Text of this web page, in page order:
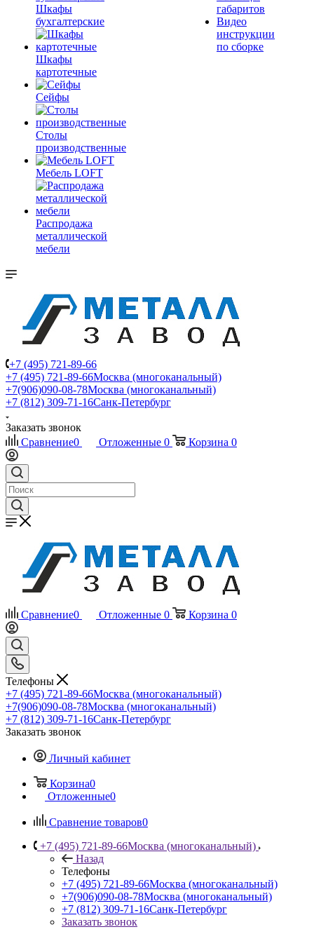
Шкафы
бухгалтерские
Шкафы
картотечные
Сейфы
Столы
производственные
Мебель LOFT
Распродажа
металлической
мебели
габаритов
Видео
инструкции
по сборке
+7 (495) 721-89-66
+7 (495) 721-89-66Москва (многоканальный)
+7(906)090-08-78Москва (многоканальный)
+7 (812) 309-71-16Санк-Петербург
Заказать звонок
Сравнение0 Отложенные 0 Корзина 0
Сравнение0 Отложенные 0 Корзина 0
Телефоны
+7 (495) 721-89-66Москва (многоканальный)
+7(906)090-08-78Москва (многоканальный)
+7 (812) 309-71-16Санк-Петербург
Заказать звонок
Личный кабинет
Корзина0
Отложенные0
Сравнение товаров0
+7 (495) 721-89-66Москва (многоканальный)
Назад
Телефоны
+7 (495) 721-89-66Москва (многоканальный)
+7(906)090-08-78Москва (многоканальный)
+7 (812) 309-71-16Санк-Петербург
Заказать звонок